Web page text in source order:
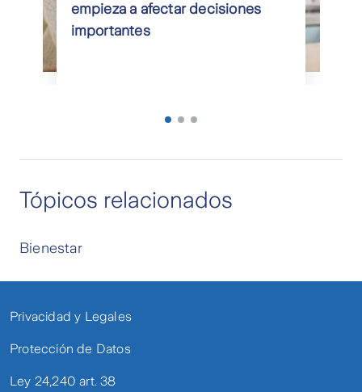
empieza a afectar decisiones
importantes
Tópicos relacionados
Bienestar
Privacidad y Legales
Protección de Datos
Ley 24,240 art. 38